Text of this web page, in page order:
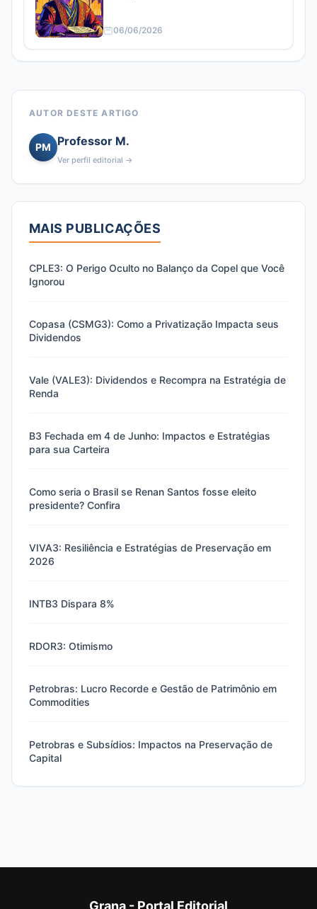
06/06/2026
AUTOR DESTE ARTIGO
PM Professor M.
Ver perfil editorial →
MAIS PUBLICAÇÕES
CPLE3: O Perigo Oculto no Balanço da Copel que Você
Ignorou
Copasa (CSMG3): Como a Privatização Impacta seus
Dividendos
Vale (VALE3): Dividendos e Recompra na Estratégia de
Renda
B3 Fechada em 4 de Junho: Impactos e Estratégias
para sua Carteira
Como seria o Brasil se Renan Santos fosse eleito
presidente? Confira
VIVA3: Resiliência e Estratégias de Preservação em
2026
INTB3 Dispara 8%
RDOR3: Otimismo
Petrobras: Lucro Recorde e Gestão de Patrimônio em
Commodities
Petrobras e Subsídios: Impactos na Preservação de
Capital
Grana - Portal Editorial